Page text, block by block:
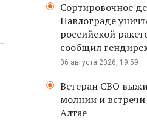
Сортировочное
Павлограде
российской
сообщил
06 августа 2026, 19:59
Ветеран СВО
молнии и
Алтае